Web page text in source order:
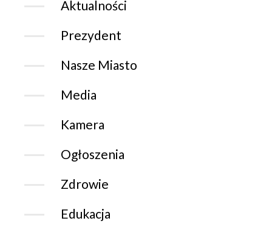
Aktualności
Prezydent
Nasze Miasto
Media
Kamera
Ogłoszenia
Zdrowie
Edukacja